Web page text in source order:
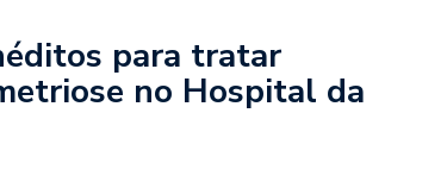
para tratar
no Hospital da